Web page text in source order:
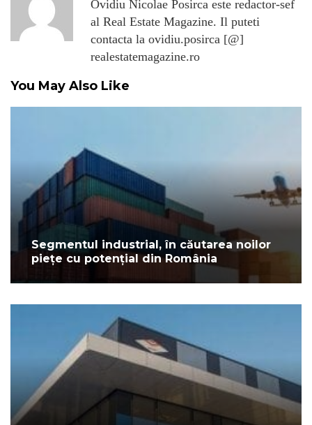
Ovidiu Nicolae Posirca este redactor-sef
al Real Estate Magazine. Il puteti
contacta la ovidiu.posirca [@]
realestatemagazine.ro
You May Also Like
Segmentul industrial, în căutarea noilor
piețe cu potențial din România